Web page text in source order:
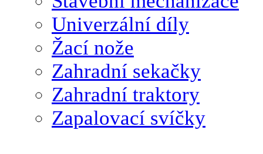
Univerzální díly
Žací nože
Zahradní sekačky
Zahradní traktory
Zapalovací svíčky